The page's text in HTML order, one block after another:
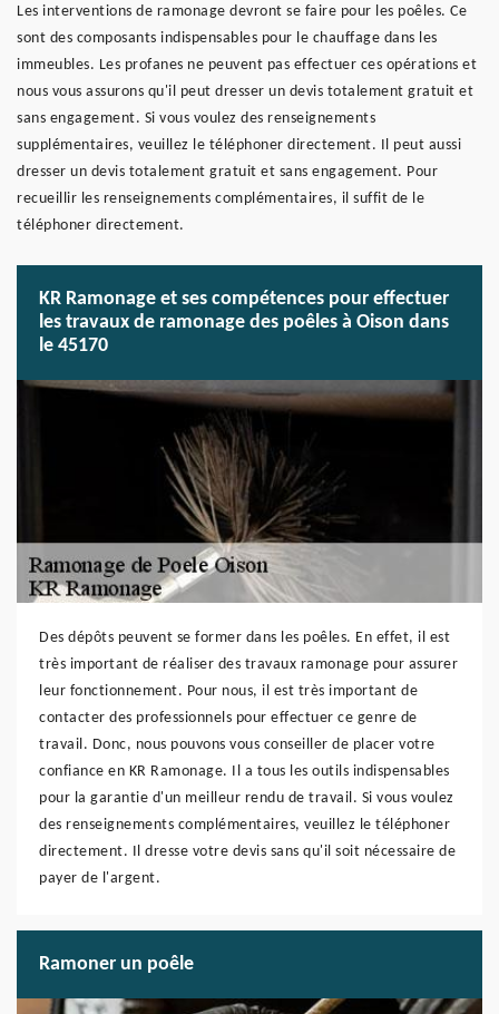
Les interventions de ramonage devront se faire pour les poêles. Ce
sont des composants indispensables pour le chauffage dans les
immeubles. Les profanes ne peuvent pas effectuer ces opérations et
nous vous assurons qu'il peut dresser un devis totalement gratuit et
sans engagement. Si vous voulez des renseignements
supplémentaires, veuillez le téléphoner directement. Il peut aussi
dresser un devis totalement gratuit et sans engagement. Pour
recueillir les renseignements complémentaires, il suffit de le
téléphoner directement.
KR Ramonage et ses compétences pour effectuer
les travaux de ramonage des poêles à Oison dans
le 45170
Des dépôts peuvent se former dans les poêles. En effet, il est
très important de réaliser des travaux ramonage pour assurer
leur fonctionnement. Pour nous, il est très important de
contacter des professionnels pour effectuer ce genre de
travail. Donc, nous pouvons vous conseiller de placer votre
confiance en KR Ramonage. Il a tous les outils indispensables
pour la garantie d'un meilleur rendu de travail. Si vous voulez
des renseignements complémentaires, veuillez le téléphoner
directement. Il dresse votre devis sans qu'il soit nécessaire de
payer de l'argent.
Ramoner un poêle